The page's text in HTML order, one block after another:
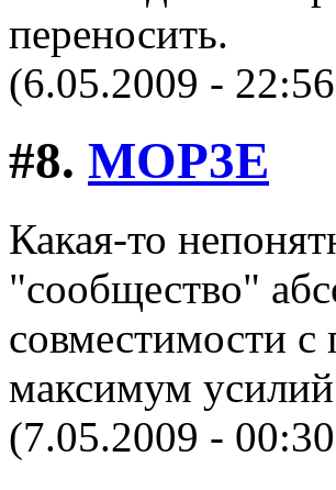
переносить.
(6.05.2009 -
#8. MOP3E
Какая-то
"сообщество"
совместимости
максимум
(7.05.2009 -